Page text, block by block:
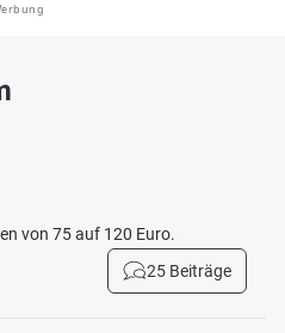
von 75 auf 120 Euro.
25 Beiträge